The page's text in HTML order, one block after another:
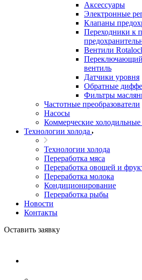
Аксессуары
Электронные
Клапаны
Переходники к
Вентили
Переключающий
вентиль
Датчики уровня
Обратные
Фильтры
Частотные преобразователи
Насосы
Коммерческие холодильные
Технологии холода
Технологии холода
Переработка мяса
Переработка овощей и
Переработка молока
Кондиционирование
Переработка рыбы
Новости
Контакты
Оставить заявку